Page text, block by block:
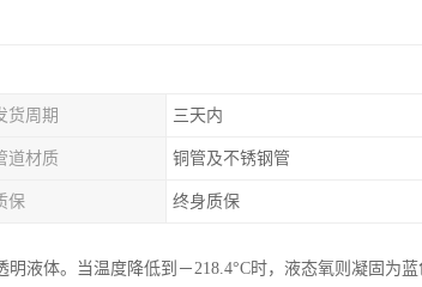
货周期 三天内
道材质 铜管及不锈钢管
保 终身质保
液体。当温度降低到－218.4°C时，液态氧则凝固为蓝